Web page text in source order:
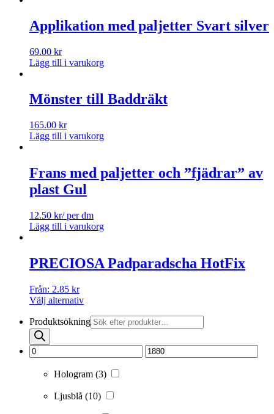
Applikation med paljetter Svart silver
69.00 kr
Lägg till i varukorg
Mönster till Baddräkt
165.00 kr
Lägg till i varukorg
Frans med paljetter och ”fjädrar” av
plast Gul
12.50 kr/ per dm
Lägg till i varukorg
PRECIOSA Padparadscha HotFix
Från: 2.85 kr
Välj alternativ
Produktsökning
Hologram (3)
Ljusblå (10)